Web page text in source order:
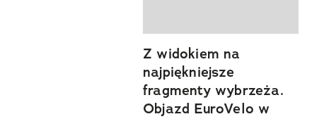
previous element
Z widokiem na
najpiękniejsze
fragmenty wybrzeża.
Objazd EuroVelo w